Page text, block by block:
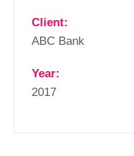
Client:
ABC Bank
Year:
2017